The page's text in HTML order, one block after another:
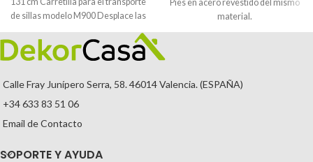
de sillas modelo M900 Desplace las
Pies en acero revestido del mismo
material.
Calle Fray Junípero Serra, 58. 46014 Valencia. (ESPAÑA)
+34 633 83 51 06
Email de Contacto
SOPORTE Y AYUDA